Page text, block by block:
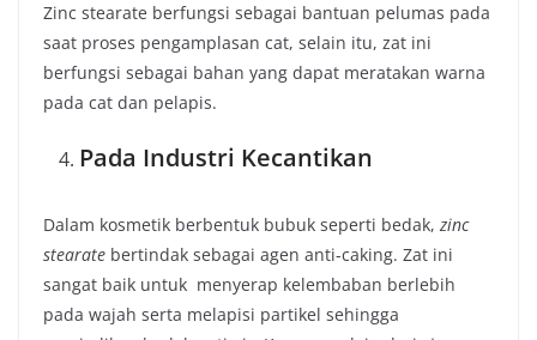
Zinc stearate berfungsi sebagai bantuan pelumas pada
saat proses pengamplasan cat, selain itu, zat ini
berfungsi sebagai bahan yang dapat meratakan warna
pada cat dan pelapis.
Pada Industri Kecantikan
Dalam kosmetik berbentuk bubuk seperti bedak, zinc
stearate bertindak sebagai agen anti-caking. Zat ini
sangat baik untuk menyerap kelembaban berlebih
pada wajah serta melapisi partikel sehingga